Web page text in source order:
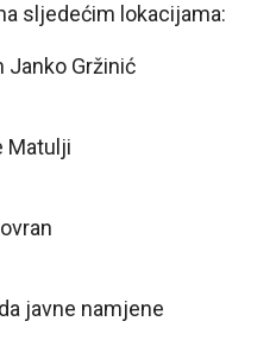
sljedećim lokacijama:
Janko Gržinić
Matulji
javne namjene